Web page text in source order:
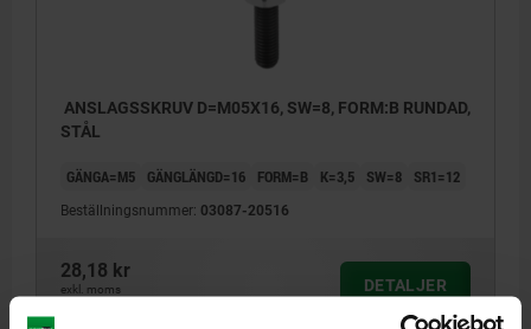
ANSLAGSSKRUV D=M05X16, SW=8, FORM:B RUNDAD,
STÅL
GÄNGA=M5 GÄNGLÄNGD=16 FORM=B K=3,5 SW=8 SR1=12
Beställningsnummer: 03087-20516
28,18 kr
exkl. moms
DETALJER